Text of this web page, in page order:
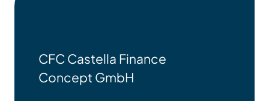
CFC Castella Finance
Concept GmbH